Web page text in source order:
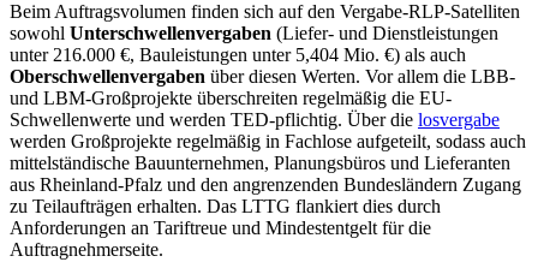
Beim Auftragsvolumen finden sich auf den Vergabe-RLP-Satelliten
sowohl Unterschwellenvergaben (Liefer- und Dienstleistungen
unter 216.000 €, Bauleistungen unter 5,404 Mio. €) als auch
Oberschwellenvergaben über diesen Werten. Vor allem die LBB-
und LBM-Großprojekte überschreiten regelmäßig die EU-
Schwellenwerte und werden TED-pflichtig. Über die losvergabe
werden Großprojekte regelmäßig in Fachlose aufgeteilt, sodass auch
mittelständische Bauunternehmen, Planungsbüros und Lieferanten
aus Rheinland-Pfalz und den angrenzenden Bundesländern Zugang
zu Teilaufträgen erhalten. Das LTTG flankiert dies durch
Anforderungen an Tariftreue und Mindestentgelt für die
Auftragnehmerseite.